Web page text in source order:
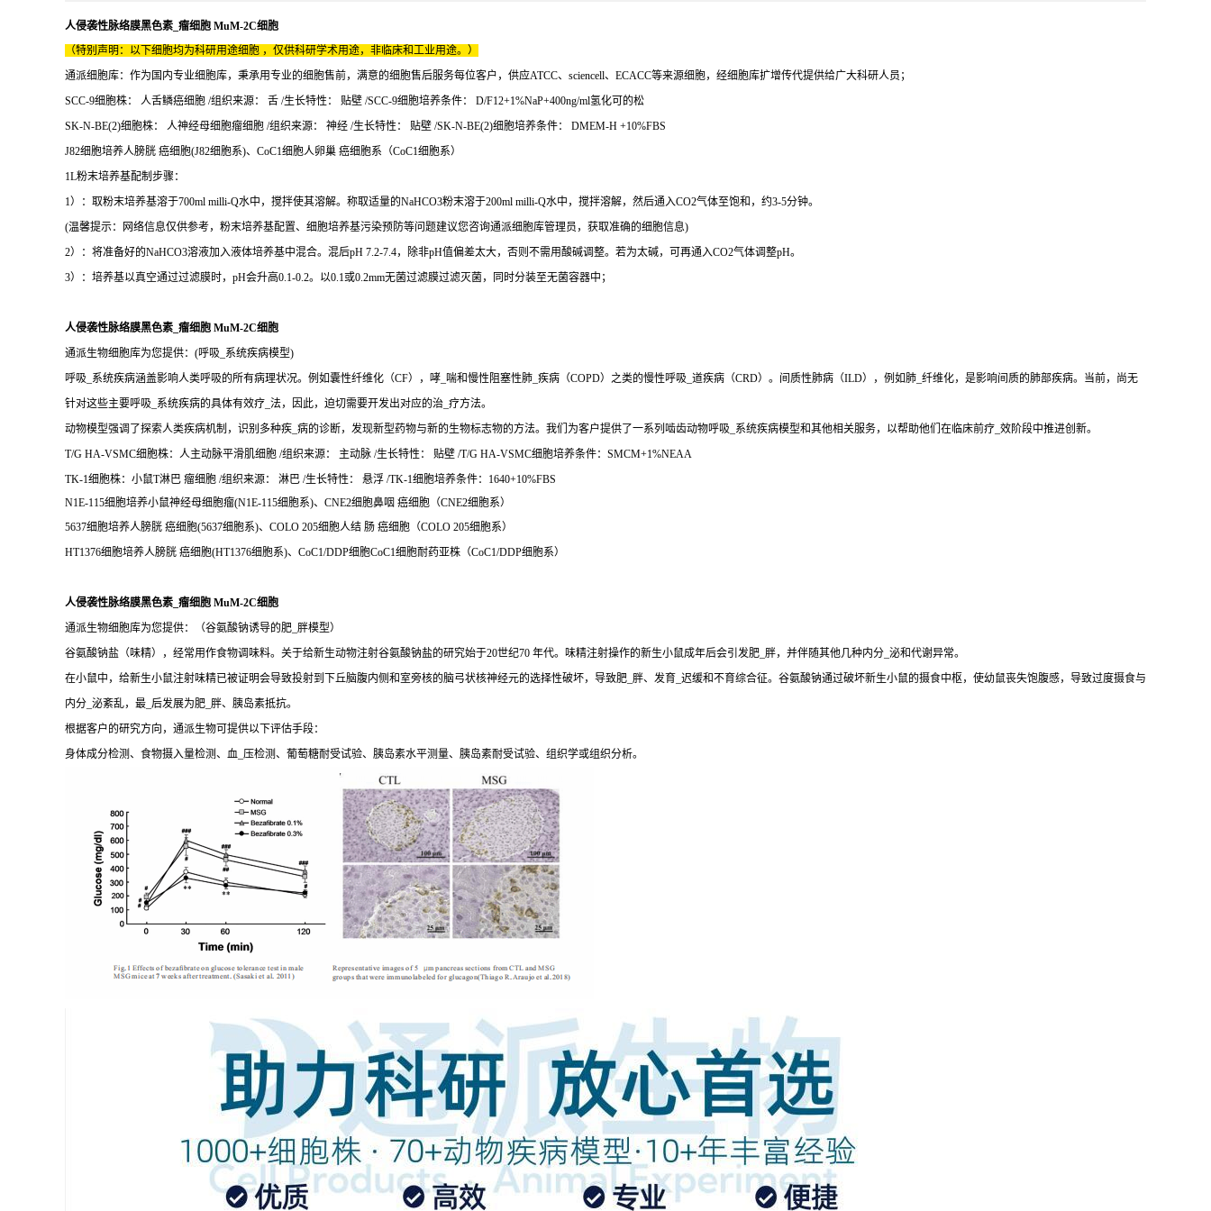
人侵袭性脉络膜黑色素_瘤细胞 MuM-2C细胞
（特别声明：以下细胞均为科研用途细胞 ，仅供科研学术用途，非临床和工业用途。）
通派细胞库：作为国内专业细胞库，秉承用专业的细胞售前，满意的细胞售后服务每位客户，供应ATCC、sciencell、ECACC等来源细胞，经细胞库扩增传代提供给广大科研人员；
SCC-9细胞株： 人舌鳞癌细胞 /组织来源： 舌 /生长特性： 贴壁 /SCC-9细胞培养条件： D/F12+1%NaP+400ng/ml氢化可的松
SK-N-BE(2)细胞株： 人神经母细胞瘤细胞 /组织来源： 神经 /生长特性： 贴壁 /SK-N-BE(2)细胞培养条件： DMEM-H +10%FBS
J82细胞培养人膀胱 癌细胞(J82细胞系)、CoC1细胞人卵巢 癌细胞系（CoC1细胞系）
1L粉末培养基配制步骤：
1）：取粉末培养基溶于700ml milli-Q水中，搅拌使其溶解。称取适量的NaHCO3粉末溶于200ml milli-Q水中，搅拌溶解，然后通入CO2气体至饱和，约3-5分钟。
(温馨提示：网络信息仅供参考，粉末培养基配置、细胞培养基污染预防等问题建议您咨询通派细胞库管理员，获取准确的细胞信息)
2）：将准备好的NaHCO3溶液加入液体培养基中混合。混后pH 7.2-7.4，除非pH值偏差太大，否则不需用酸碱调整。若为太碱，可再通入CO2气体调整pH。
3）：培养基以真空通过过滤膜时，pH会升高0.1-0.2。以0.1或0.2mm无菌过滤膜过滤灭菌，同时分装至无菌容器中；
人侵袭性脉络膜黑色素_瘤细胞 MuM-2C细胞
通派生物细胞库为您提供：(呼吸_系统疾病模型)
呼吸_系统疾病涵盖影响人类呼吸的所有病理状况。例如囊性纤维化（CF），哮_喘和慢性阻塞性肺_疾病（COPD）之类的慢性呼吸_道疾病（CRD）。间质性肺病（ILD），例如肺_纤维化，是影响间质的肺部疾病。当前，尚无
针对这些主要呼吸_系统疾病的具体有效疗_法，因此，迫切需要开发出对应的治_疗方法。
动物模型强调了探索人类疾病机制，识别多种疾_病的诊断，发现新型药物与新的生物标志物的方法。我们为客户提供了一系列啮齿动物呼吸_系统疾病模型和其他相关服务，以帮助他们在临床前疗_效阶段中推进创新。
T/G HA-VSMC细胞株：人主动脉平滑肌细胞 /组织来源： 主动脉 /生长特性： 贴壁 /T/G HA-VSMC细胞培养条件：SMCM+1%NEAA
TK-1细胞株：小鼠T淋巴 瘤细胞 /组织来源： 淋巴 /生长特性： 悬浮 /TK-1细胞培养条件：1640+10%FBS
N1E-115细胞培养小鼠神经母细胞瘤(N1E-115细胞系)、CNE2细胞鼻咽 癌细胞（CNE2细胞系）
5637细胞培养人膀胱 癌细胞(5637细胞系)、COLO 205细胞人结 肠 癌细胞（COLO 205细胞系）
HT1376细胞培养人膀胱 癌细胞(HT1376细胞系)、CoC1/DDP细胞CoC1细胞耐药亚株（CoC1/DDP细胞系）
人侵袭性脉络膜黑色素_瘤细胞 MuM-2C细胞
通派生物细胞库为您提供：（谷氨酸钠诱导的肥_胖模型）
谷氨酸钠盐（味精），经常用作食物调味料。关于给新生动物注射谷氨酸钠盐的研究始于20世纪70 年代。味精注射操作的新生小鼠成年后会引发肥_胖，并伴随其他几种内分_泌和代谢异常。
在小鼠中，给新生小鼠注射味精已被证明会导致投射到下丘脑腹内侧和室旁核的脑弓状核神经元的选择性破坏，导致肥_胖、发育_迟缓和不育综合征。谷氨酸钠通过破坏新生小鼠的摄食中枢，使幼鼠丧失饱腹感，导致过度摄食与
内分_泌紊乱，最_后发展为肥_胖、胰岛素抵抗。
根据客户的研究方向，通派生物可提供以下评估手段：
身体成分检测、食物摄入量检测、血_压检测、葡萄糖耐受试验、胰岛素水平测量、胰岛素耐受试验、组织学或组织分析。